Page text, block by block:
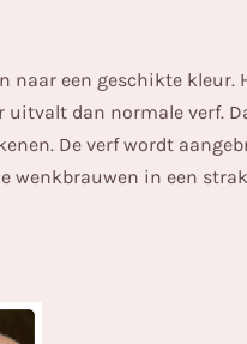
naar een geschikte kleur.
dan normale verf.
De verf wordt
wenkbrauwen in een